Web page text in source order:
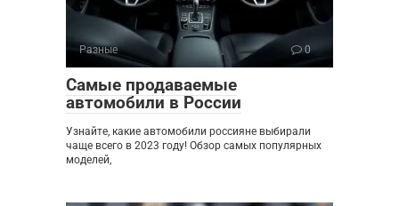
Разные 0
Самые продаваемые
автомобили в России
Узнайте, какие автомобили россияне выбирали
чаще всего в 2023 году! Обзор самых популярных
моделей,